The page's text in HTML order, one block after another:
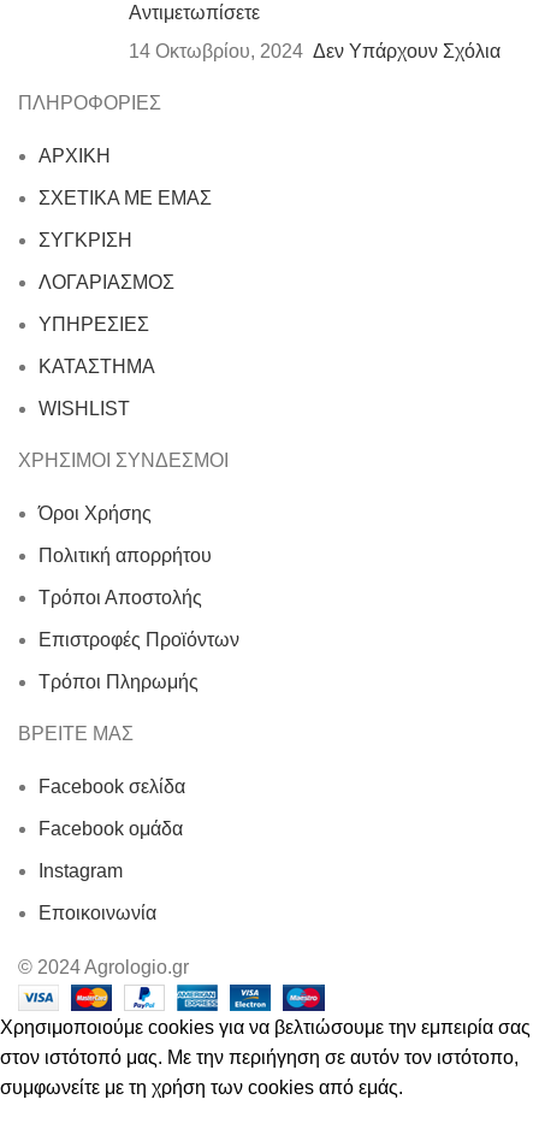
Αντιμετωπίσετε
14 Οκτωβρίου, 2024 Δεν Υπάρχουν Σχόλια
ΠΛΗΡΟΦΟΡΙΕΣ
ΑΡΧΙΚΗ
ΣΧΕΤΙΚΑ ΜΕ ΕΜΑΣ
ΣΥΓΚΡΙΣΗ
ΛΟΓΑΡΙΑΣΜΟΣ
ΥΠΗΡΕΣΙΕΣ
ΚΑΤΑΣΤΗΜΑ
WISHLIST
ΧΡΗΣΙΜΟΙ ΣΥΝΔΕΣΜΟΙ
Όροι Χρήσης
Πολιτική απορρήτου
Τρόποι Αποστολής
Επιστροφές Προϊόντων
Τρόποι Πληρωμής
ΒΡΕΙΤΕ ΜΑΣ
Facebook σελίδα
Facebook ομάδα
Instagram
Εποικοινωνία
© 2024 Agrologio.gr
Χρησιμοποιούμε cookies για να βελτιώσουμε την εμπειρία σας
στον ιστότοπό μας. Με την περιήγηση σε αυτόν τον ιστότοπο,
συμφωνείτε με τη χρήση των cookies από εμάς.